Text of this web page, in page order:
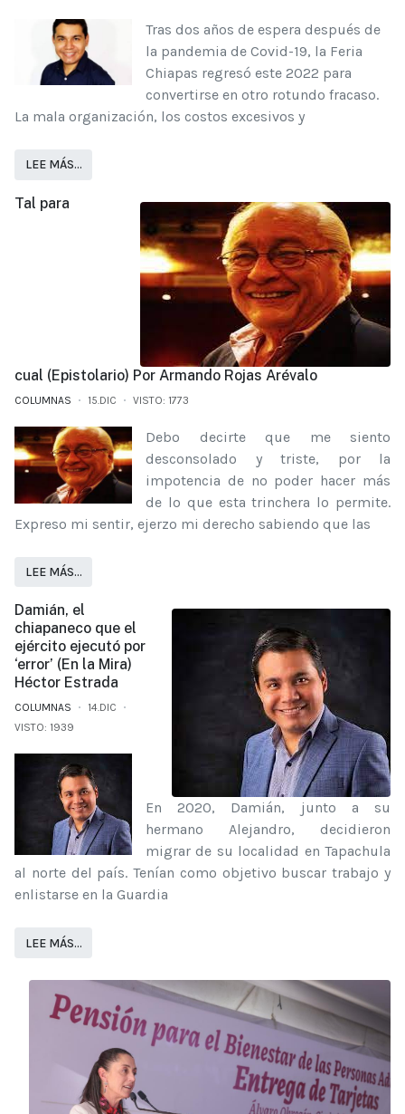
Tras dos años de espera después de
la pandemia de Covid-19, la Feria
Chiapas regresó este 2022 para
convertirse en otro rotundo fracaso.
La mala organización, los costos excesivos y
LEE MÁS…
Tal para
cual (Epistolario) Por Armando Rojas Arévalo
COLUMNAS 15.DIC VISTO: 1773
Debo decirte que me siento
desconsolado y triste, por la
impotencia de no poder hacer más
de lo que esta trinchera lo permite.
Expreso mi sentir, ejerzo mi derecho sabiendo que las
LEE MÁS…
Damián, el
chiapaneco que el
ejército ejecutó por
‘error’ (En la Mira)
Héctor Estrada
COLUMNAS
14.DIC
VISTO: 1939
En 2020, Damián, junto a su
hermano Alejandro, decidieron
migrar de su localidad en Tapachula
al norte del país. Tenían como objetivo buscar trabajo y
enlistarse en la Guardia
LEE MÁS…